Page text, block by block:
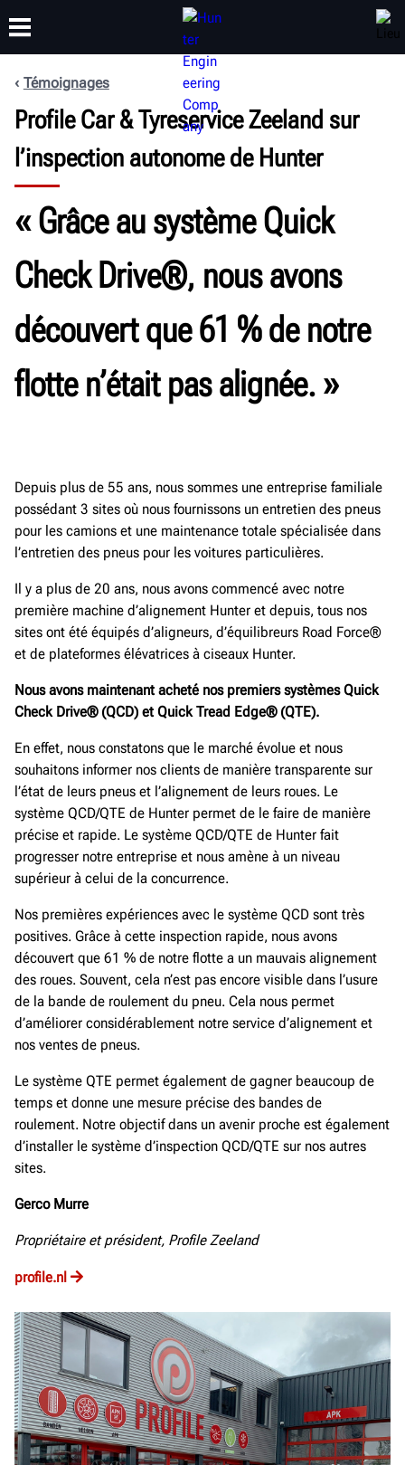
PRODUITS ASSISTANCE
FORMATION
À PROPOS
Témoignages
Profile Car & Tyreservice Zeeland sur
l’inspection autonome de Hunter
« Grâce au système Quick
Check Drive®, nous avons
découvert que 61 % de notre
flotte n’était pas alignée. »
Depuis plus de 55 ans, nous sommes une entreprise familiale
possédant 3 sites où nous fournissons un entretien des pneus
pour les camions et une maintenance totale spécialisée dans
l’entretien des pneus pour les voitures particulières.
Il y a plus de 20 ans, nous avons commencé avec notre
première machine d’alignement Hunter et depuis, tous nos
sites ont été équipés d’aligneurs, d’équilibreurs Road Force®
et de plateformes élévatrices à ciseaux Hunter.
Nous avons maintenant acheté nos premiers systèmes Quick
Check Drive® (QCD) et Quick Tread Edge® (QTE).
En effet, nous constatons que le marché évolue et nous
souhaitons informer nos clients de manière transparente sur
l’état de leurs pneus et l’alignement de leurs roues. Le
système QCD/QTE de Hunter permet de le faire de manière
précise et rapide. Le système QCD/QTE de Hunter fait
progresser notre entreprise et nous amène à un niveau
supérieur à celui de la concurrence.
Nos premières expériences avec le système QCD sont très
positives. Grâce à cette inspection rapide, nous avons
découvert que 61 % de notre flotte a un mauvais alignement
des roues. Souvent, cela n’est pas encore visible dans l’usure
de la bande de roulement du pneu. Cela nous permet
d’améliorer considérablement notre service d’alignement et
nos ventes de pneus.
Le système QTE permet également de gagner beaucoup de
temps et donne une mesure précise des bandes de
roulement. Notre objectif dans un avenir proche est également
d’installer le système d’inspection QCD/QTE sur nos autres
sites.
Gerco Murre
Propriétaire et président, Profile Zeeland
profile.nl